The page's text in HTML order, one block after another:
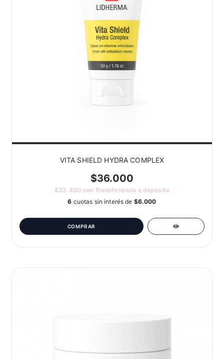
VITA SHIELD HYDRA COMPLEX
$36.000
$32.400con Transferencia o depósito
6 cuotas sin interés de $6.000